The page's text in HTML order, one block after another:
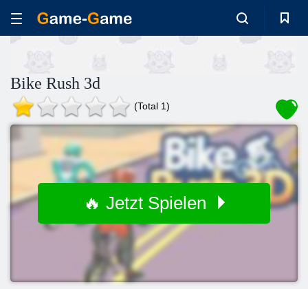
Bike Rush 3d
(Total 1)
🔥 Jetzt Spielen